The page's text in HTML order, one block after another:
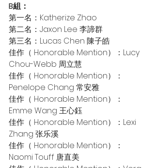
B組：
第一名：Katherize Zhao
第二名：Jaxon Lee 李諦群
第三名：Lucas Chen 陳子皓
佳作（ Honorable Mention）：Lucy
Chou-Webb 周立慧
佳作（ Honorable Mention）：
Penelope Chang 常安雅
佳作（ Honorable Mention）：
Emme Wang 王心鈺
佳作（ Honorable Mention）：Lexi
Zhang 张乐溪
佳作（ Honorable Mention）：
Naomi Touff 唐直美